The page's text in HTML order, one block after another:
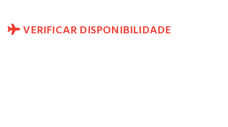
VERIFICAR DISPONIBILIDADE